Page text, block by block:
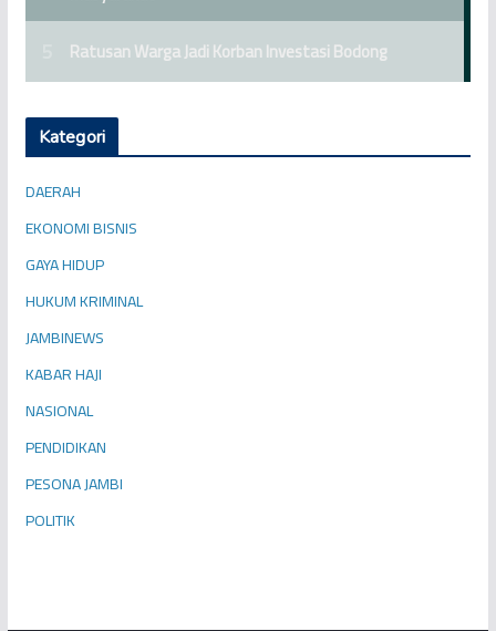
Kategori
DAERAH
EKONOMI BISNIS
GAYA HIDUP
HUKUM KRIMINAL
JAMBINEWS
KABAR HAJI
NASIONAL
PENDIDIKAN
PESONA JAMBI
POLITIK